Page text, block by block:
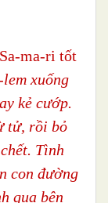
ma-ri tốt
xuống
kẻ cướp.
tử, rồi bỏ
Tình
con đường
qua bên